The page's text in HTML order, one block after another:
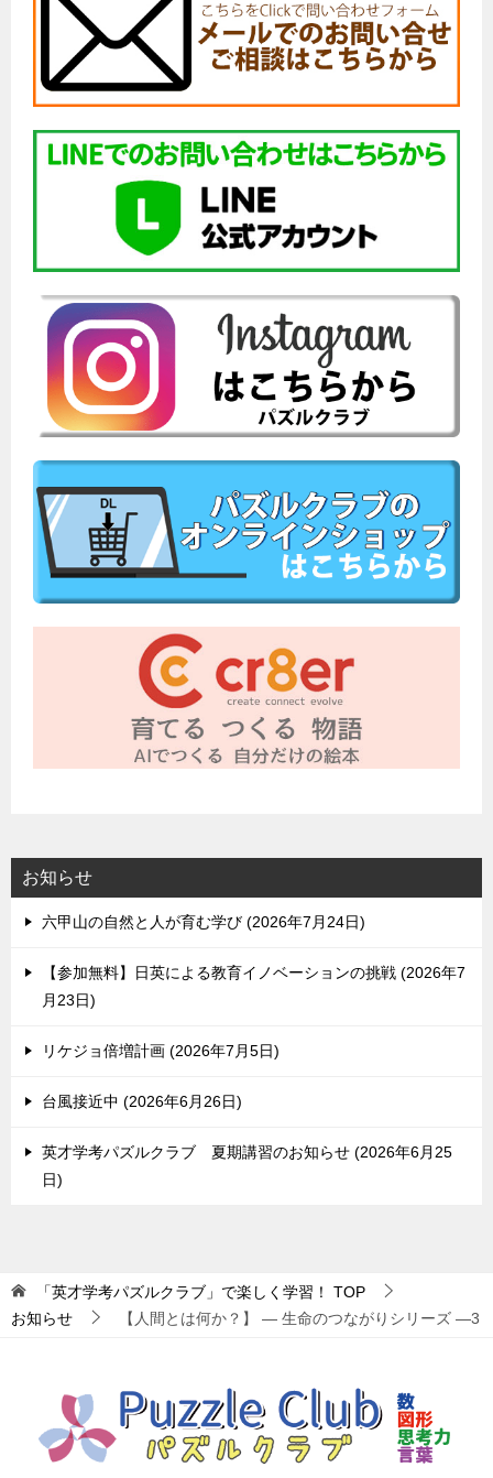
お知らせ
六甲山の自然と人が育む学び 2026年7月24日
【参加無料】日英による教育イノベーションの挑戦
2026年7
月23日
リケジョ倍増計画 2026年7月5日
台風接近中 2026年6月26日
英才学考パズルクラブ 夏期講習のお知らせ
2026年6月25
日
「英才学考パズルクラブ」で楽しく学習！
TOP
お知らせ
【人間とは何か？】 ― 生命のつながりシリーズ ―3